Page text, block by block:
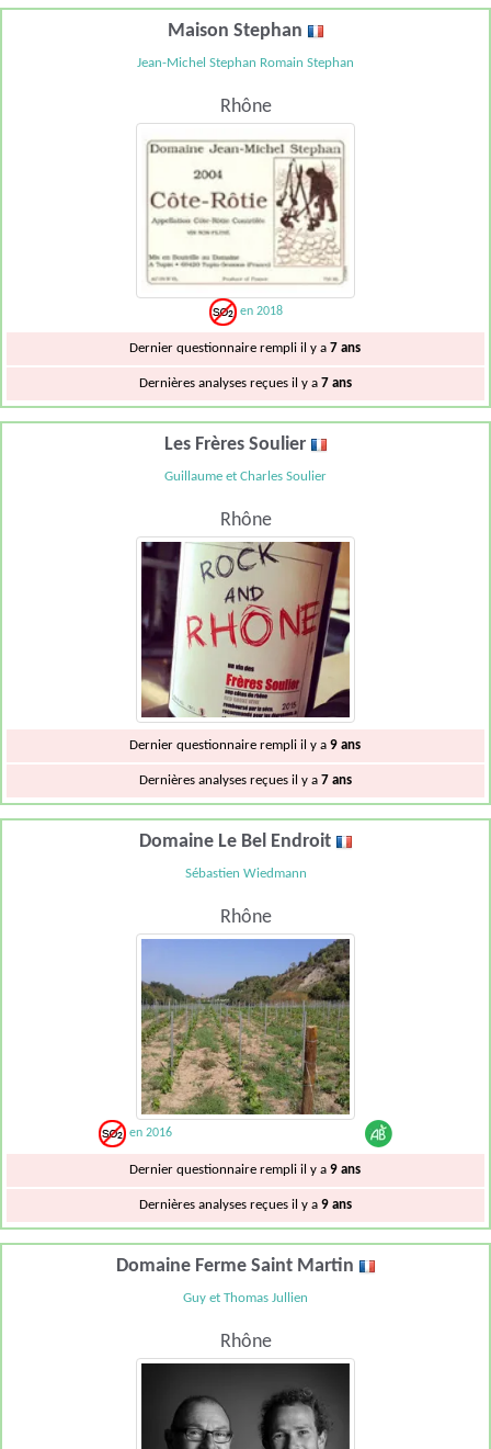
Maison Stephan
Jean-Michel Stephan Romain Stephan
Rhône
en 2018
Dernier questionnaire rempli il y a7 ans
Dernières analyses reçues il y a 7 ans
Les Frères Soulier
Guillaume et Charles Soulier
Rhône
Dernier questionnaire rempli il y a9 ans
Dernières analyses reçues il y a 7 ans
Domaine Le Bel Endroit
Sébastien Wiedmann
Rhône
en 2016
Dernier questionnaire rempli il y a9 ans
Dernières analyses reçues il y a 9 ans
Domaine Ferme Saint Martin
Guy et Thomas Jullien
Rhône